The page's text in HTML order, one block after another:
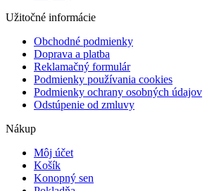
Užitočné informácie
Obchodné podmienky
Doprava a platba
Reklamačný formulár
Podmienky používania cookies
Podmienky ochrany osobných údajov
Odstúpenie od zmluvy
Nákup
Môj účet
Košík
Konopný sen